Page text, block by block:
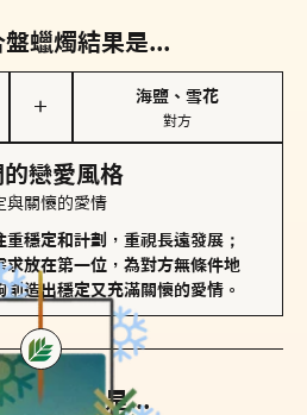
盤蠟燭結果是...
＋
海鹽、雪花
對方
的戀愛風格
與關懷的愛情
穩定和計劃，重視長遠發展；
求放在第一位，為對方無條件地
造出穩定又充滿關懷的愛情。
調蠟燭是...